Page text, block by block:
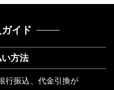
イド
方法
行振込、代金引換が